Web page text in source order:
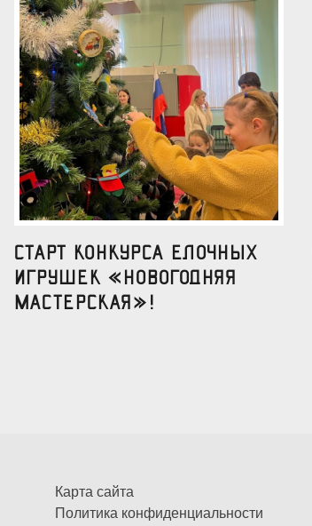
Старт конкурса елочных
игрушек «Новогодняя
мастерская»!
Карта сайта
Политика конфиденциальности